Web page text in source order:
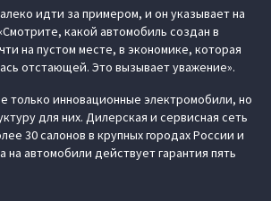
идти за примером, и он указывает на
какой автомобиль создан в
на пустом месте, в экономике, которая
отстающей. Это вызывает уважение».
только инновационные электромобили, но
для них. Дилерская и сервисная сеть
30 салонов в крупных городах России и
на автомобили действует гарантия пять